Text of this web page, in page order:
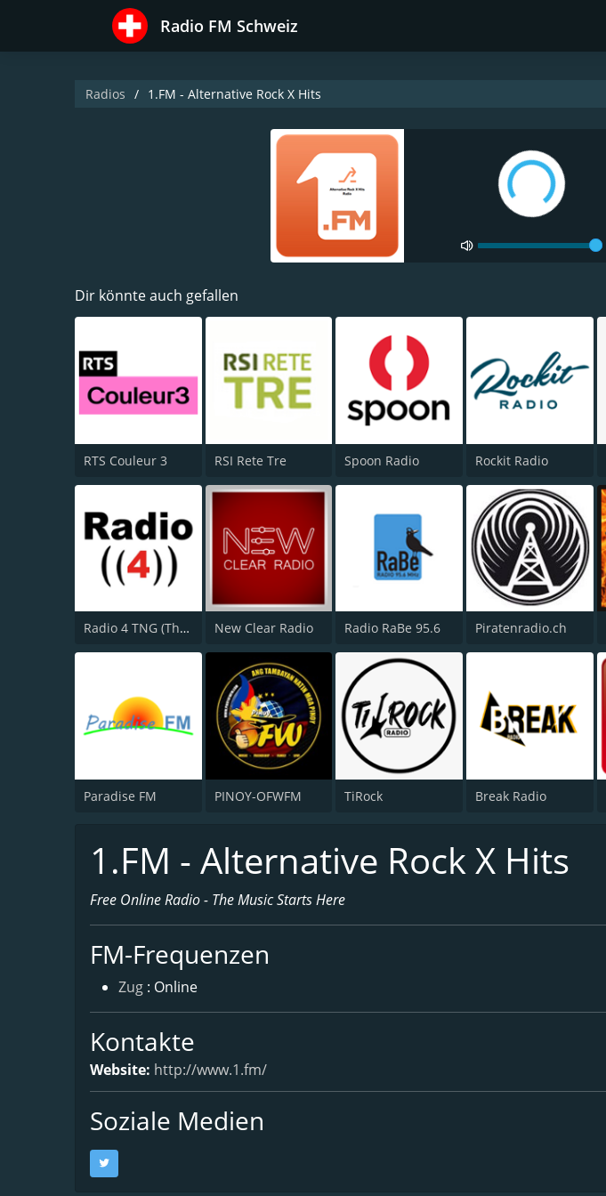
Radio FM Schweiz
Radios 1.FM - Alternative Rock X Hits
Dir könnte auch gefallen
RTS Couleur 3 RSI Rete Tre Spoon Radio Rockit Radio
Radio 4 TNG (The Next Generation) New Clear Radio Radio RaBe 95.6 Piratenradio.ch
Paradise FM PINOY-OFWFM TiRock Break Radio
1.FM - Alternative Rock X Hits
Free Online Radio - The Music Starts Here
FM-Frequenzen
Zug : Online
Kontakte
Website: http://www.1.fm/
Soziale Medien